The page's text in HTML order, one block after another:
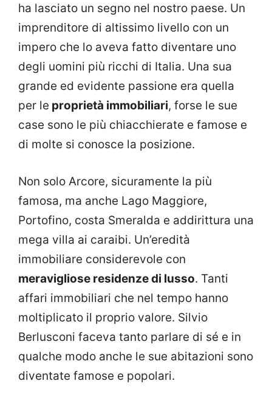
ha lasciato un segno nel nostro paese. Un
imprenditore di altissimo livello con un
impero che lo aveva fatto diventare uno
degli uomini più ricchi di Italia. Una sua
grande ed evidente passione era quella
per le proprietà immobiliari, forse le sue
case sono le più chiacchierate e famose e
di molte si conosce la posizione.
Non solo Arcore, sicuramente la più
famosa, ma anche Lago Maggiore,
Portofino, costa Smeralda e addirittura una
mega villa ai caraibi. Un’eredità
immobiliare considerevole con
meravigliose residenze di lusso. Tanti
affari immobiliari che nel tempo hanno
moltiplicato il proprio valore. Silvio
Berlusconi faceva tanto parlare di sé e in
qualche modo anche le sue abitazioni sono
diventate famose e popolari.